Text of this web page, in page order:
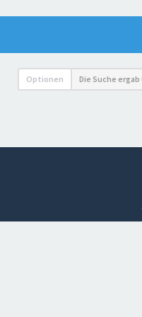
Optionen Die Suche ergab